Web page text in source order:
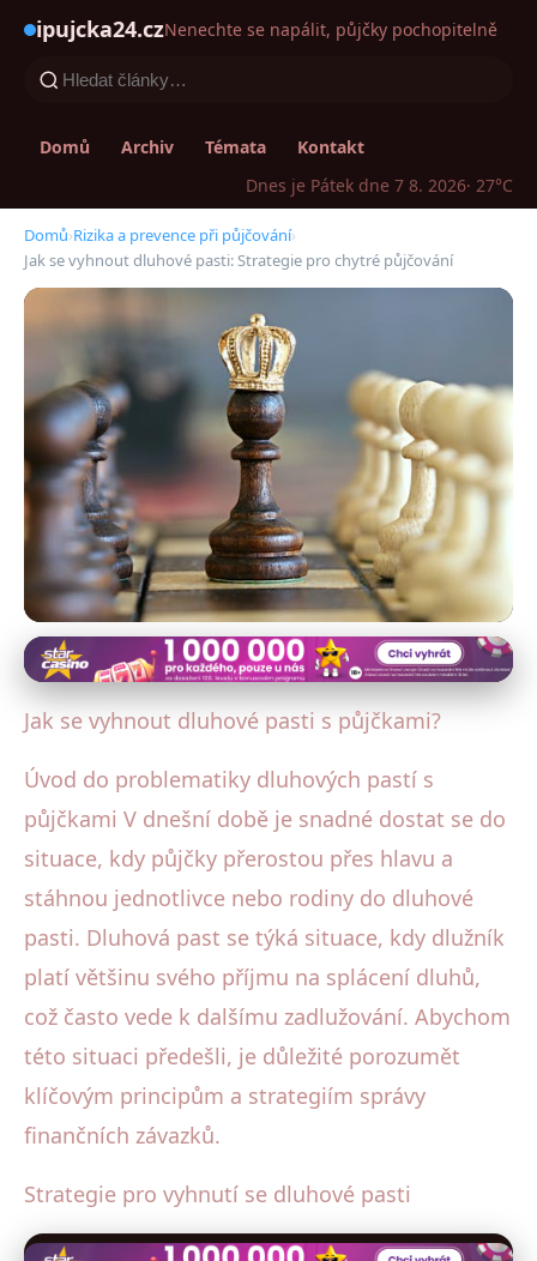
ipujcka24.czNenechte se napálit, půjčky pochopitelně
Domů Archiv Témata
Kontakt
Dnes je Pátek dne 7 8. 2026· 27°C
Domů›Rizika a prevence při půjčování›
Jak se vyhnout dluhové pasti: Strategie pro chytré půjčování
Rizika a prevence při půjčování
Jak se vyhnout dluhové pasti:
21. 7. 2025 · 4 min čtení · Autor: Radka Kolářová
Jak se vyhnout dluhové pasti s půjčkami?
Úvod do problematiky dluhových pastí s
půjčkami V dnešní době je snadné dostat se do
situace, kdy půjčky přerostou přes hlavu a
stáhnou jednotlivce nebo rodiny do dluhové
pasti. Dluhová past se týká situace, kdy dlužník
platí většinu svého příjmu na splácení dluhů,
což často vede k dalšímu zadlužování. Abychom
této situaci předešli, je důležité porozumět
klíčovým principům a strategiím správy
finančních závazků.
Strategie pro vyhnutí se dluhové pasti